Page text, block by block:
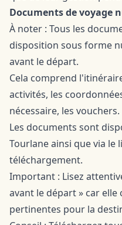
Documents de voyage
À noter : Tous les
disposition sous forme
avant le départ.
Cela comprend
activités, les
nécessaire, les vouchers.
Les documents sont
Tourlane ainsi que via le
téléchargement.
Important : Lisez
avant le départ » car
pertinentes pour la